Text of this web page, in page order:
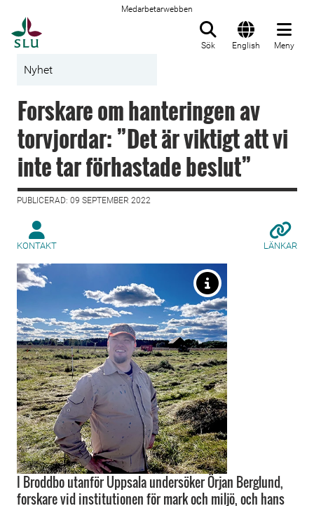
Medarbetarwebben
Sök English Meny
Nyhet
Forskare om hanteringen av
torvjordar: ”Det är viktigt att vi
inte tar förhastade beslut”
PUBLICERAD: 09 SEPTEMBER 2022
KONTAKT LÄNKAR
I Broddbo utanför Uppsala undersöker Örjan Berglund,
forskare vid institutionen för mark och miljö, och hans